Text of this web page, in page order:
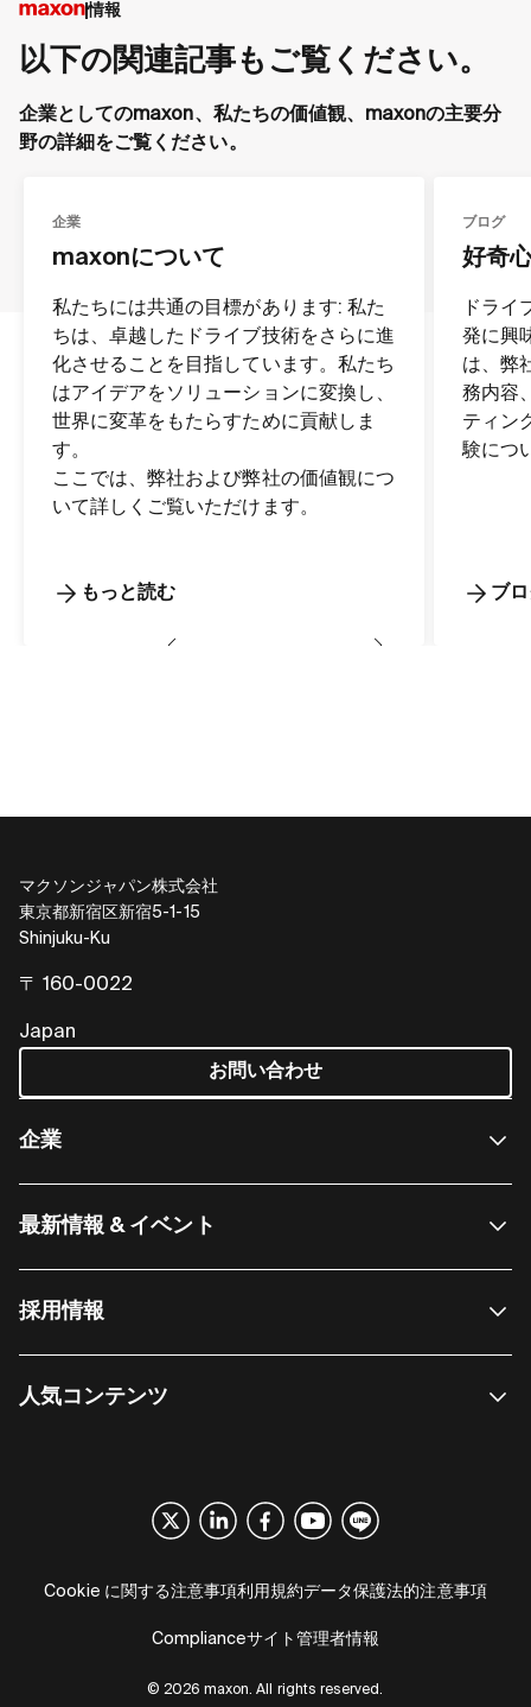
情報
以下の関連記事もご覧ください。
企業としてのmaxon、私たちの価値観、maxonの主要分
野の詳細をご覧ください。
企業
maxonについて
私たちには共通の目標があります: 私た
ちは、卓越したドライブ技術をさらに進
化させることを目指しています。私たち
はアイデアをソリューションに変換し、
世界に変革をもたらすために貢献しま
す。
ここでは、弊社および弊社の価値観につ
いて詳しくご覧いただけます。
もっと読む
ブログ
好奇
ドライ
発に興
は、弊
務内容
ティン
験につ
ブ
マクソンジャパン株式会社
東京都新宿区新宿5-1-15
Shinjuku-Ku
〒 160-0022
Japan
お問い合わせ
企業
最新情報 & イベント
採用情報
人気コンテンツ
© 2026 maxon. All rights reserved.
Cookie に関する注意事項利用規約データ保護法的注意事項
Complianceサイト管理者情報